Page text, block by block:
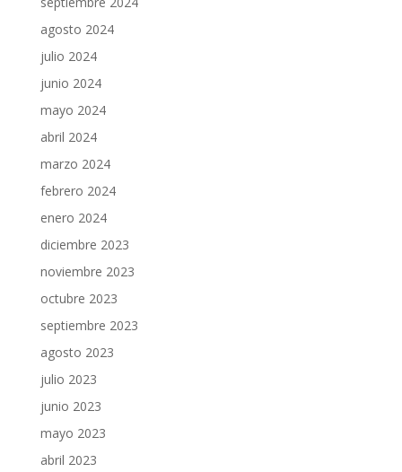
agosto 2024
julio 2024
junio 2024
mayo 2024
abril 2024
marzo 2024
febrero 2024
enero 2024
diciembre 2023
noviembre 2023
octubre 2023
septiembre 2023
agosto 2023
julio 2023
junio 2023
mayo 2023
abril 2023